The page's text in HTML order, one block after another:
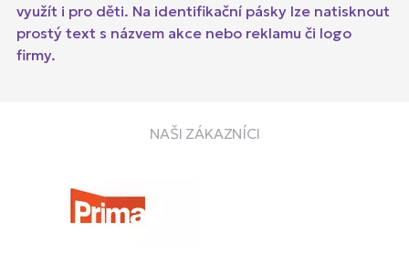
využít i pro děti. Na identifikační pásky lze natisknout
prostý text s názvem akce nebo reklamu či logo
firmy.
NAŠI ZÁKAZNÍCI